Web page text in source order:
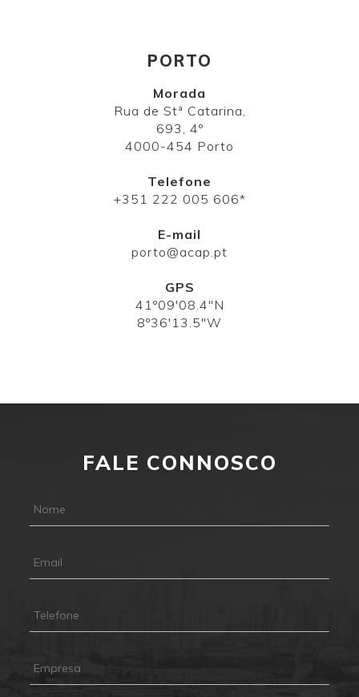
PORTO
Morada
Rua de Stª Catarina,
693, 4º
4000-454 Porto
Telefone
+351 222 005 606*
E-mail
porto@acap.pt
GPS
41º09'08.4"N
8º36'13.5"W
FALE CONNOSCO